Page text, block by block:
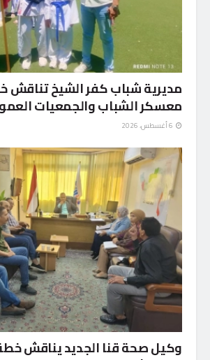
مديرية شباب كفر الشيخ تناقش
معسكر الشباب والجمعيات
وكيل صحة قنا الجديد يناقش